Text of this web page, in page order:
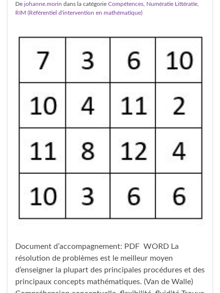
De johanne.morin dans la catégorie Compétences Numératie Littératie
RIM (Référentiel d'intervention en mathématique)
Document d’accompagnement: PDF WORD La
résolution de problèmes est le meilleur moyen
d’enseigner la plupart des principales procédures et des
principaux concepts mathématiques. (Van de Walle)